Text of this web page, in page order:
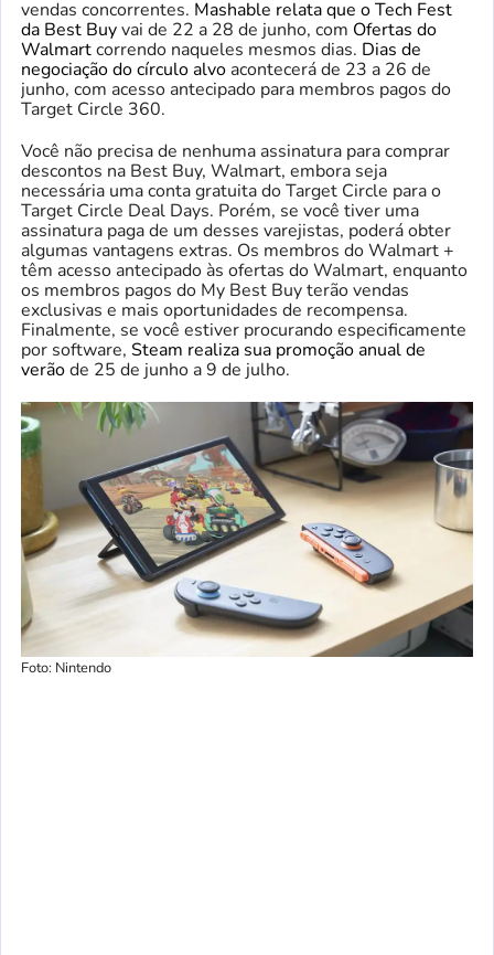
vendas concorrentes. Mashable relata que o Tech Fest
da Best Buyvai de 22 a 28 de junho, com Ofertas do
Walmartcorrendo naqueles mesmos dias. Dias de
negociação do círculo alvo acontecerá de 23 a 26 de
junho, com acesso antecipado para membros pagos do
Target Circle 360.
Você não precisa de nenhuma assinatura para comprar
descontos na Best Buy, Walmart, embora seja
necessária uma conta gratuita do Target Circle para o
Target Circle Deal Days. Porém, se você tiver uma
assinatura paga de um desses varejistas, poderá obter
algumas vantagens extras. Os membros do Walmart +
têm acesso antecipado às ofertas do Walmart, enquanto
os membros pagos do My Best Buy terão vendas
exclusivas e mais oportunidades de recompensa.
Finalmente, se você estiver procurando especificamente
por software, Steam realiza sua promoção anual de
verãode 25 de junho a 9 de julho.
Foto: Nintendo